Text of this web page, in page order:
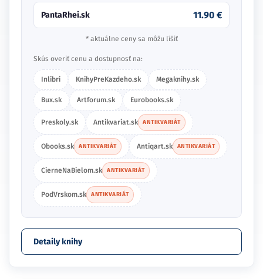
PantaRhei.sk 11.90 €
* aktuálne ceny sa môžu líšiť
Skús overiť cenu a dostupnosť na:
Inlibri KnihyPreKazdeho.sk Megaknihy.sk
Bux.sk Artforum.sk Eurobooks.sk
Preskoly.sk Antikvariat.sk ANTIKVARIÁT
Obooks.sk ANTIKVARIÁT Antiqart.sk ANTIKVARIÁT
CierneNaBielom.sk ANTIKVARIÁT
PodVrskom.sk ANTIKVARIÁT
Detaily knihy